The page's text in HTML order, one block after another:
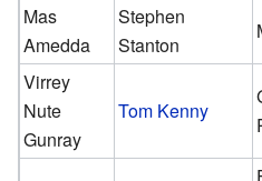
Mas
Amedda
Stephen
Stanton
Virrey
Nute
Gunray
Tom Kenny